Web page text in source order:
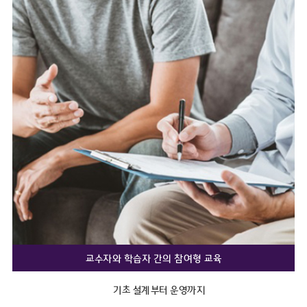
교수자와 학습자 간의 참여형 교육
기초 설계부터 운영까지